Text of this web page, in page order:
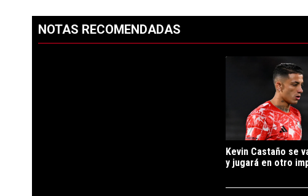
NOTAS RECOMENDADAS
Un artículo de
Kevin Castaño se
y jugará en otro